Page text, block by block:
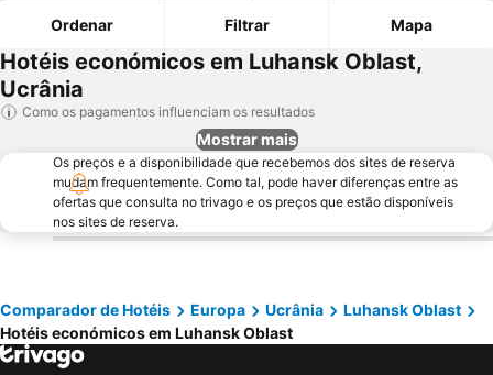
Ordenar Filtrar Mapa
Hotéis económicos em Luhansk Oblast,
Ucrânia
Como os pagamentos influenciam os resultados
Mostrar mais
Os preços e a disponibilidade que recebemos dos sites de reserva
mudam frequentemente. Como tal, pode haver diferenças entre as
ofertas que consulta no trivago e os preços que estão disponíveis
nos sites de reserva.
Comparador de Hotéis Europa Ucrânia
Luhansk Oblast
Hotéis económicos em Luhansk Oblast